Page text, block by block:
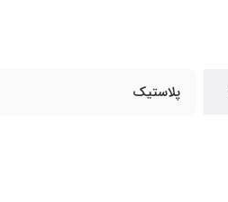
پلاستیک